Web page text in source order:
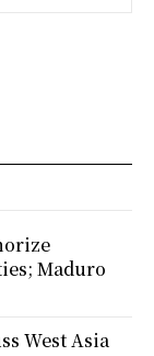
Maduro
West Asia